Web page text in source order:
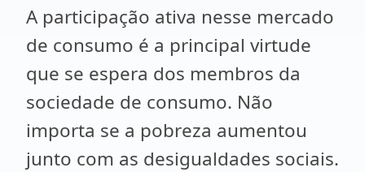
A participação ativa nesse mercado
de consumo é a principal virtude
que se espera dos membros da
sociedade de consumo. Não
importa se a pobreza aumentou
junto com as desigualdades sociais.